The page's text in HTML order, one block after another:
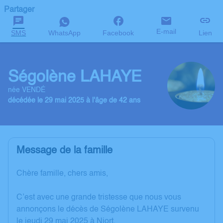
Partager
SMS WhatsApp Facebook E-mail Lien
Ségolène LAHAYE
née VENDÉ
décédée le 29 mai 2025 à l'âge de 42 ans
Message de la famille
Chère famille, chers amis,
C’est avec une grande tristesse que nous vous
annonçons le décès de Ségolène LAHAYE survenu